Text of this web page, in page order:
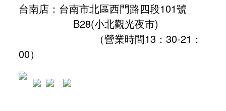
台南店：台南市北區西門路四段101號
B28(小北觀光夜市)
（營業時間13：30-21：
00）